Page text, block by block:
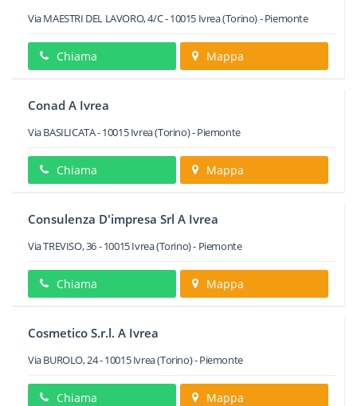
Via MAESTRI DEL LAVORO, 4/C-10015 Ivrea(Torino) -Piemonte
Chiama Mappa
Conad A Ivrea
Via BASILICATA-10015 Ivrea(Torino) -Piemonte
Chiama Mappa
Consulenza D'impresa Srl A Ivrea
Via TREVISO, 36-10015Ivrea(Torino) - Piemonte
Chiama Mappa
Cosmetico S.r.l. A Ivrea
Via BUROLO, 24-10015 Ivrea(Torino) -Piemonte
Chiama Mappa